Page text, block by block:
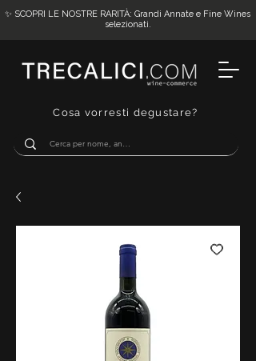
Cosa vorresti degustare?
✨ SCOPRI LE NOSTRE RARITÀ: Grandi Annate e Fine Wines
selezionati.